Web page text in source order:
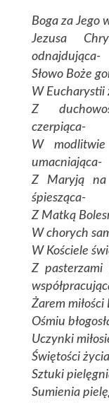
Boga za Jego
Jezusa
odnajdująca-
Słowo Boże
W Eucharystii
Z
czerpiąca-
W
umacniająca-
Z Maryją na
śpiesząca-
Z Matką
W chorych
W Kościele
Z pasterzami
Żarem
Ośmiu
Uczynki
Świętości
Sztuki
Sumienia